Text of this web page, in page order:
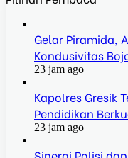
Gelar Piramida,
Kondusivitas
23 jam ago
Kapolres Gresik
Pendidikan
23 jam ago
Sinergi Polisi